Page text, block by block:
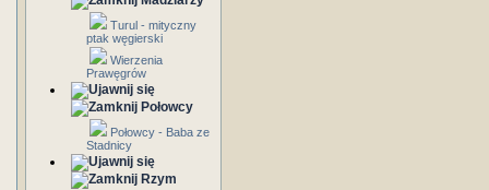
Turul - mityczny
ptak węgierski
Wierzenia
Prawęgrów
Połowcy
Połowcy - Baba ze
Stadnicy
Rzym